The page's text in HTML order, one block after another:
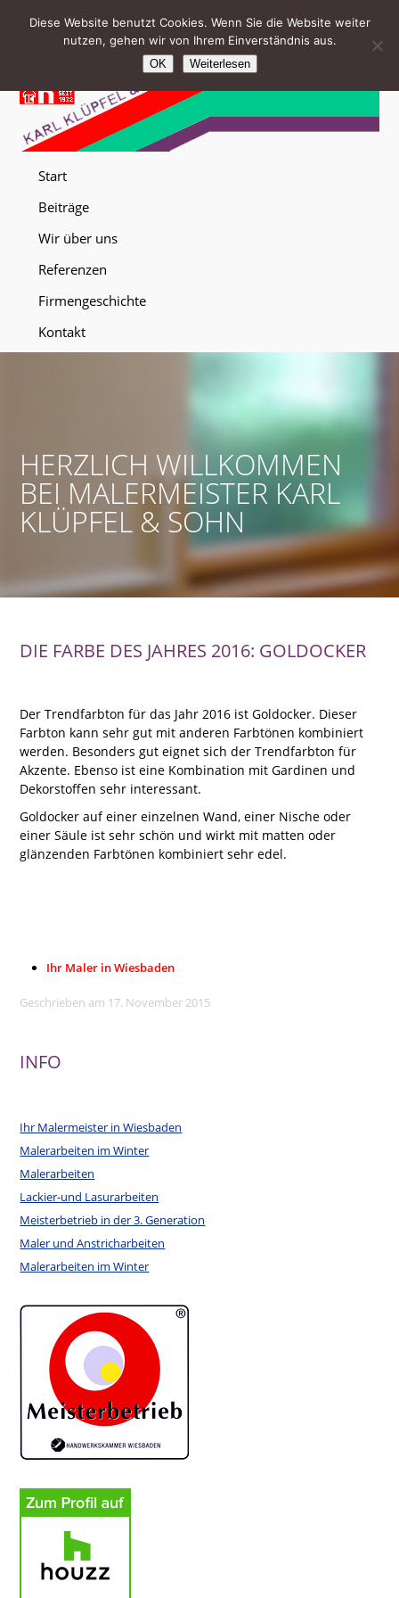
Start
Beiträge
Wir über uns
Referenzen
Firmengeschichte
Kontakt
HERZLICH WILLKOMMEN
BEI MALERMEISTER KARL
KLÜPFEL & SOHN
DIE FARBE DES JAHRES 2016: GOLDOCKER
Der Trendfarbton für das Jahr 2016 ist Goldocker. Dieser
Farbton kann sehr gut mit anderen Farbtönen kombiniert
werden. Besonders gut eignet sich der Trendfarbton für
Akzente. Ebenso ist eine Kombination mit Gardinen und
Dekorstoffen sehr interessant.
Goldocker auf einer einzelnen Wand, einer Nische oder
einer Säule ist sehr schön und wirkt mit matten oder
glänzenden Farbtönen kombiniert sehr edel.
Ihr Maler in Wiesbaden
Geschrieben am 17. November 2015
INFO
Ihr Malermeister in Wiesbaden
Malerarbeiten im Winter
Malerarbeiten
Lackier-und Lasurarbeiten
Meisterbetrieb in der 3. Generation
Maler und Anstricharbeiten
Malerarbeiten im Winter
Diese Website benutzt Cookies. Wenn Sie die Website weiter
nutzen, gehen wir von Ihrem Einverständnis aus.
OK Weiterlesen